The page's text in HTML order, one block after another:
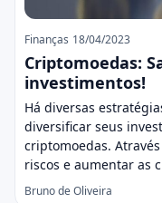
Finanças 18/04/2023
Criptomoedas:
investimentos!
Há diversas
diversificar seus
criptomoedas.
riscos e aumentar as
Bruno de Oliveira